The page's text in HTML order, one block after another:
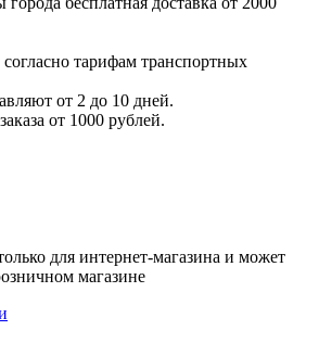
тарифам транспортных
от 2 до 10 дней.
от 1000 рублей.
для интернет-магазина и может
магазине